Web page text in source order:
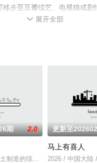
步至豆瓣综艺、电视猫或剧
 展开全部
期 2.0
制造的综艺先锋，以“清新、
更新至
马上有喜人
2026 / 中国大陆